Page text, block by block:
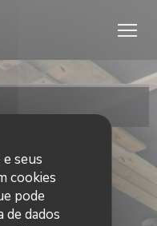
seus
cookies
pode
de dados